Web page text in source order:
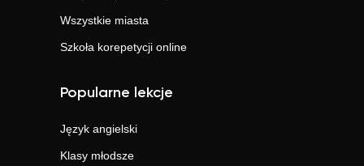
Wszystkie miasta
Szkoła korepetycji online
Popularne lekcje
Język angielski
Klasy młodsze